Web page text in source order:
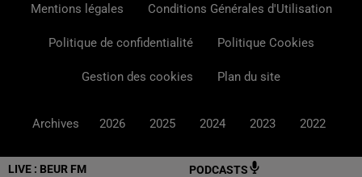
LIVE : BEUR FM PODCASTS
Mentions légales Conditions Générales d'Utilisation
Politique de confidentialité Politique Cookies
Gestion des cookies Plan du site
Archives 2026 2025 2024 2023 2022